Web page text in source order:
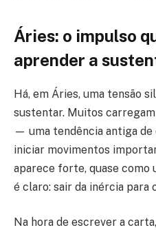
Áries: o impulso
aprender a
Há, em Áries, uma tensão
sustentar. Muitos
— uma tendência antiga
iniciar movimentos
aparece forte, quase como
é claro: sair da inércia para
Na hora de escrever a